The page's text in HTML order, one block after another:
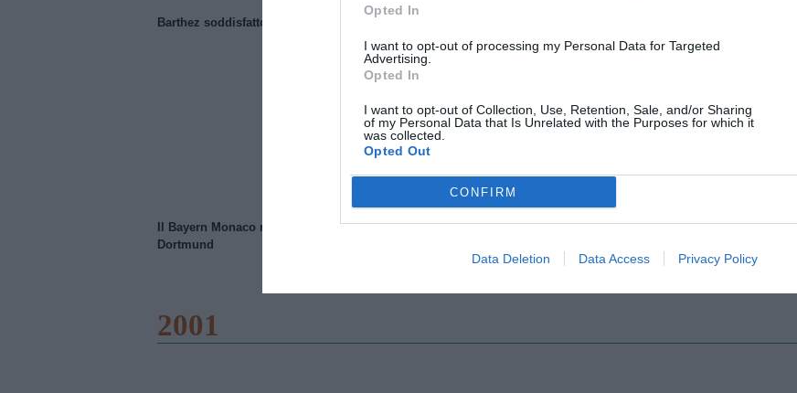
Opted In
I want to opt-out of processing my Personal Data for Targeted
Advertising.
Opted In
I want to opt-out of Collection, Use, Retention, Sale, and/or Sharing
of my Personal Data that Is Unrelated with the Purposes for which it
was collected.
Opted Out
CONFIRM
Data Deletion Data Access Privacy Policy
Barthez soddisfatto del Manchester United
Il Bayern Monaco ridimensiona il Borussia
Dortmund
Wiltord vuole giocare A
2001